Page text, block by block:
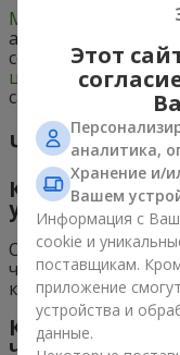
Магазин цветов
ассортимент роз,
сомневаться,
цветов
, вы
самые свежие
Частые
Как правильно
укладкой в
Срезайте стебли
чтобы избежать
которые могут
Какую воду
часто ее
Этот
аналитика,
Хранение и/
Вашем
Информация с
cookie и
поставщикам.
приложение
устройства и
данные.